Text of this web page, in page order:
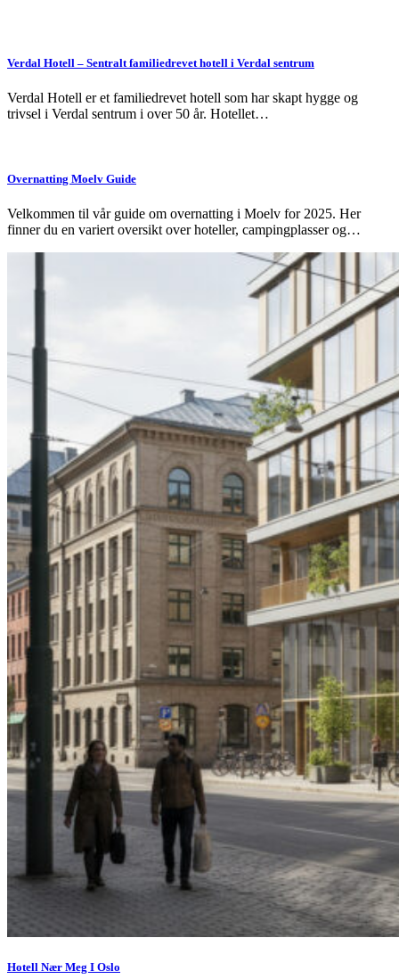
Verdal Hotell – Sentralt familiedrevet hotell i Verdal sentrum
Verdal Hotell er et familiedrevet hotell som har skapt hygge og
trivsel i Verdal sentrum i over 50 år. Hotellet…
Overnatting Moelv Guide
Velkommen til vår guide om overnatting i Moelv for 2025. Her
finner du en variert oversikt over hoteller, campingplasser og…
Hotell Nær Meg I Oslo